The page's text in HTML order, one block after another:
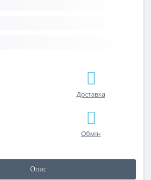
Доставка
Обмін
Опис